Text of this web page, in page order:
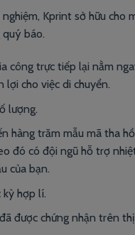
Kprint sở hữu cho
quý báo.
công trực tiếp lại nằm
lợi cho việc di chuyển.
lượng.
hàng trăm mẫu mã tha
đó có đội ngũ hỗ trợ
của bạn.
kỳ hợp lí.
được chứng nhận trên